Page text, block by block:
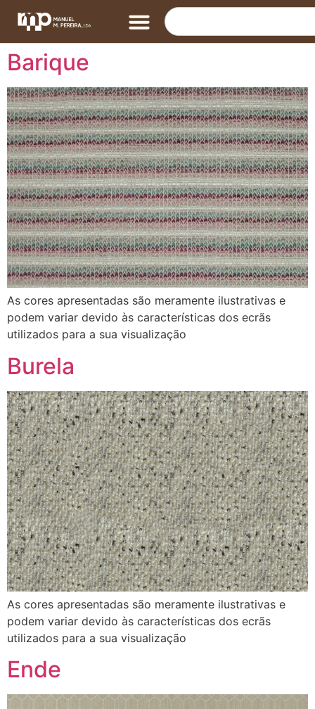
Barique
As cores apresentadas são meramente ilustrativas e
podem variar devido às características dos ecrãs
utilizados para a sua visualização
Burela
As cores apresentadas são meramente ilustrativas e
podem variar devido às características dos ecrãs
utilizados para a sua visualização
Ende